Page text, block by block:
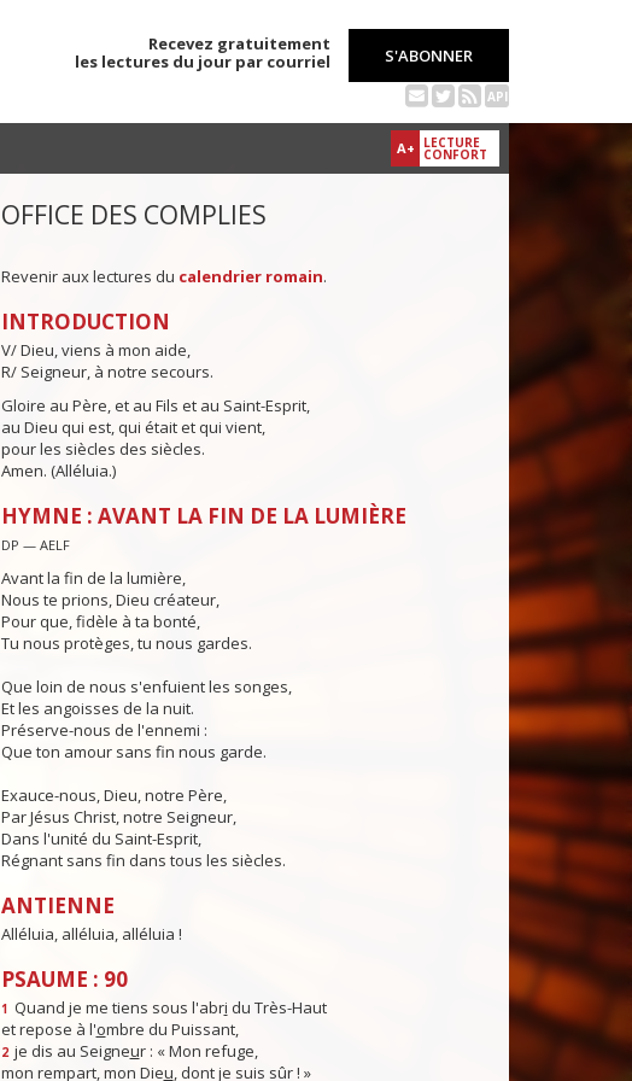
Recevez gratuitement
les lectures du jour par courriel
S'ABONNER
API
A+ LECTURE
CONFORT
OFFICE DES COMPLIES
Revenir aux lectures du calendrier romain.
INTRODUCTION
V/ Dieu, viens à mon aide,
R/ Seigneur, à notre secours.
Gloire au Père, et au Fils et au Saint-Esprit,
au Dieu qui est, qui était et qui vient,
pour les siècles des siècles.
Amen. (Alléluia.)
HYMNE : AVANT LA FIN DE LA LUMIÈRE
DP — AELF
Avant la fin de la lumière,
Nous te prions, Dieu créateur,
Pour que, fidèle à ta bonté,
Tu nous protèges, tu nous gardes.
Que loin de nous s'enfuient les songes,
Et les angoisses de la nuit.
Préserve-nous de l'ennemi :
Que ton amour sans fin nous garde.
Exauce-nous, Dieu, notre Père,
Par Jésus Christ, notre Seigneur,
Dans l'unité du Saint-Esprit,
Régnant sans fin dans tous les siècles.
ANTIENNE
Alléluia, alléluia, alléluia !
PSAUME : 90
1 Quand je me tiens sous l'abri du Très-Haut
et repose à l'ombre du Puissant,
2 je dis au Seigneur : « Mon refuge,
mon rempart, mon Dieu, dont je suis sûr ! »